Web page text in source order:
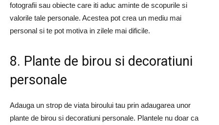
fotografii sau obiecte care iti aduc aminte de scopurile si
valorile tale personale. Acestea pot crea un mediu mai
personal si te pot motiva in zilele mai dificile.
8. Plante de birou si decoratiuni
personale
Adauga un strop de viata biroului tau prin adaugarea unor
plante de birou si decoratiuni personale. Plantele nu doar ca